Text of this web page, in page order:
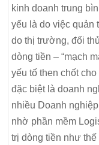
kinh doanh trung
yếu là do việc quản
do thị trường, đối
dòng tiền – “mạch
yếu tố then chốt
đặc biệt là doanh
nhiều Doanh
nhờ phần mềm
trị dòng tiền như